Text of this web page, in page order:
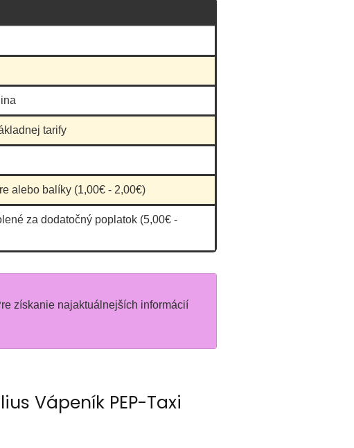
tarify
alebo balíky (1,00€ - 2,00€)
za dodatočný poplatok (5,00€ -
získanie najaktuálnejších informácií
Vápeník PEP-Taxi